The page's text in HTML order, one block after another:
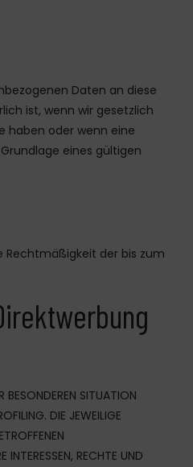
Daten an diese
ist, wenn wir gesetzlich
haben oder wenn eine
eines gültigen
Rechtmäßigkeit der bis zum
BESONDEREN SITUATION
DIE JEWEILIGE
INTERESSEN, RECHTE UND